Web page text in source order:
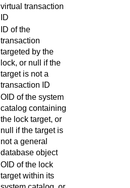
virtual transaction
ID
ID of the
transaction
targeted by the
lock, or null if the
target is not a
transaction ID
OID of the system
catalog containing
the lock target, or
null if the target is
not a general
database object
OID of the lock
target within its